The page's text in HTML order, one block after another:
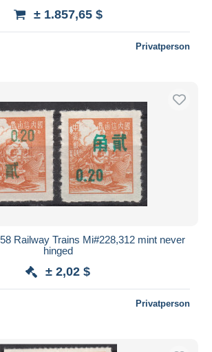
$
± 1.857,65 $
Privatperson
Railway Trains Mi#228,312 mint never
hinged
± 2,02 $
Privatperson